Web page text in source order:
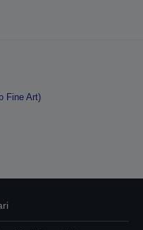
Fine Art)